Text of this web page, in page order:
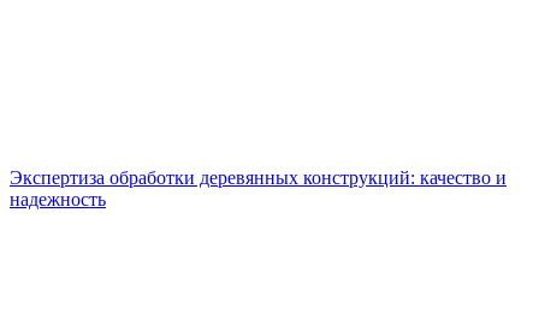
Экспертиза обработки деревянных конструкций: качество и
надежность